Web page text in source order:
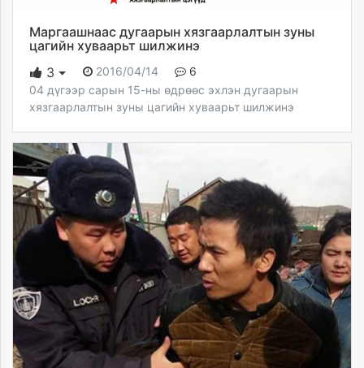
Маргаашнаас дугаарын хязгаарлалтын зуны
цагийн хуваарьт шилжинэ
3
2016/04/14
6
04 дүгээр сарын 15-ны өдрөөс эхлэн дугаарын
хязгаарлалтын зуны цагийн хуваарьт шилжинэ